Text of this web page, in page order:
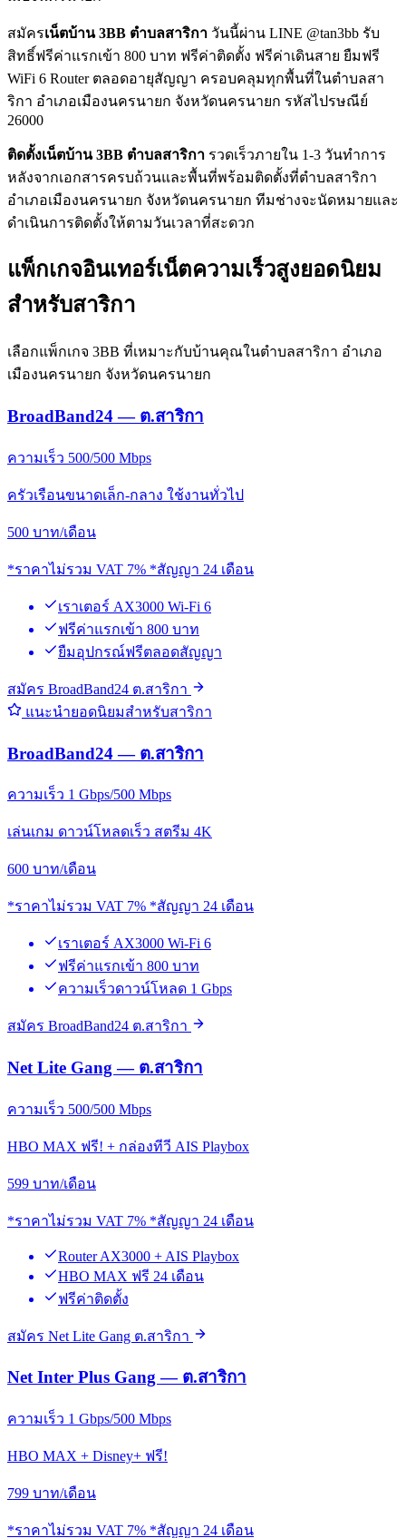
สมัครเน็ตบ้าน 3BB ตำบลสาริกา วันนี้ผ่าน LINE @tan3bb รับ
สิทธิ์ฟรีค่าแรกเข้า 800 บาท ฟรีค่าติดตั้ง ฟรีค่าเดินสาย ยืมฟรี
WiFi 6 Router ตลอดอายุสัญญา ครอบคลุมทุกพื้นที่ในตำบลสา
ริกา อำเภอเมืองนครนายก จังหวัดนครนายก รหัสไปรษณีย์
26000
ติดตั้งเน็ตบ้าน 3BB ตำบลสาริกา รวดเร็วภายใน 1-3 วันทำการ
หลังจากเอกสารครบถ้วนและพื้นที่พร้อมติดตั้งที่ตำบลสาริกา
อำเภอเมืองนครนายก จังหวัดนครนายก ทีมช่างจะนัดหมายและ
ดำเนินการติดตั้งให้ตามวันเวลาที่สะดวก
แพ็กเกจอินเทอร์เน็ตความเร็วสูงยอดนิยม
สำหรับสาริกา
เลือกแพ็กเกจ 3BB ที่เหมาะกับบ้านคุณในตำบลสาริกา อำเภอ
เมืองนครนายก จังหวัดนครนายก
BroadBand24 — ต.สาริกา
ความเร็ว 500/500 Mbps
ครัวเรือนขนาดเล็ก-กลาง ใช้งานทั่วไป
500 บาท/เดือน
*ราคาไม่รวม VAT 7% *สัญญา 24 เดือน
เราเตอร์ AX3000 Wi-Fi 6
ฟรีค่าแรกเข้า 800 บาท
ยืมอุปกรณ์ฟรีตลอดสัญญา
สมัคร BroadBand24 ต.สาริกา
แนะนำยอดนิยมสำหรับสาริกา
BroadBand24 — ต.สาริกา
ความเร็ว 1 Gbps/500 Mbps
เล่นเกม ดาวน์โหลดเร็ว สตรีม 4K
600 บาท/เดือน
*ราคาไม่รวม VAT 7% *สัญญา 24 เดือน
เราเตอร์ AX3000 Wi-Fi 6
ฟรีค่าแรกเข้า 800 บาท
ความเร็วดาวน์โหลด 1 Gbps
สมัคร BroadBand24 ต.สาริกา
Net Lite Gang — ต.สาริกา
ความเร็ว 500/500 Mbps
HBO MAX ฟรี! + กล่องทีวี AIS Playbox
599 บาท/เดือน
*ราคาไม่รวม VAT 7% *สัญญา 24 เดือน
Router AX3000 + AIS Playbox
HBO MAX ฟรี 24 เดือน
ฟรีค่าติดตั้ง
สมัคร Net Lite Gang ต.สาริกา
Net Inter Plus Gang — ต.สาริกา
ความเร็ว 1 Gbps/500 Mbps
HBO MAX + Disney+ ฟรี!
799 บาท/เดือน
*ราคาไม่รวม VAT 7% *สัญญา 24 เดือน